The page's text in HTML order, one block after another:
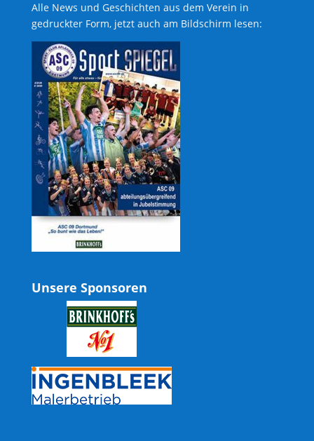
Alle News und Geschichten aus dem Verein in
gedruckter Form, jetzt auch am Bildschirm lesen:
Unsere Sponsoren